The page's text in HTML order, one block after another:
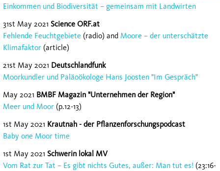
Einkommen und Biodiversität – gemeinsam mit Landwirten
31st May 2021 Science ORF.at
Fehlende Feuchtgebiete (radio) and Moore – der unterschätzte
Klimafaktor (article)
21st May 2021 Deutschlandfunk
Moorkundler und Paläoökologe Hans Joosten "Im Gespräch"
May 2021 BMBF Magazin "Unternehmen der Region"
Meer und Moor (p.12-13)
1st May 2021 Krautnah - der Pflanzenforschungspodcast
Baby one Moor time
1st May 2021 Schwerin lokal MV
Vom Rat zur Tat – Es gibt nichts Gutes, außer: Man tut es! (23:16-